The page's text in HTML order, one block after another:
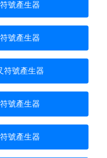
號產生器
號產生器
符號產生器
號產生器
號產生器